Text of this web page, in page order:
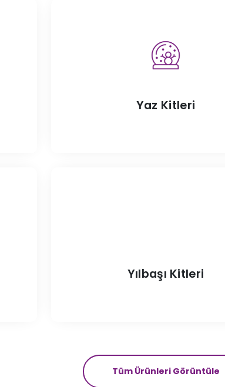
Yaz Kitleri
Yılbaşı Kitleri
Tüm Ürünleri Görüntüle